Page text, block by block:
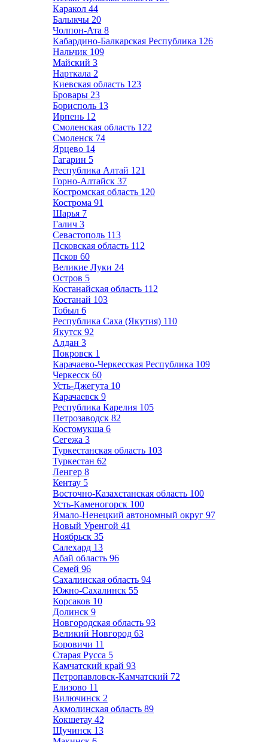
Каракол 44
Балыкчы 20
Чолпон-Ата 8
Кабардино-Балкарская Республика 126
Нальчик 109
Майский 3
Нарткала 2
Киевская область 123
Бровары 23
Борисполь 13
Ирпень 12
Смоленская область 122
Смоленск 74
Ярцево 14
Гагарин 5
Республика Алтай 121
Горно-Алтайск 37
Костромская область 120
Кострома 91
Шарья 7
Галич 3
Севастополь 113
Псковская область 112
Псков 60
Великие Луки 24
Остров 5
Костанайская область 112
Костанай 103
Тобыл 6
Республика Саха (Якутия) 110
Якутск 92
Алдан 3
Покровск 1
Карачаево-Черкесская Республика 109
Черкесск 60
Усть-Джегута 10
Карачаевск 9
Республика Карелия 105
Петрозаводск 82
Костомукша 6
Сегежа 3
Туркестанская область 103
Туркестан 62
Ленгер 8
Кентау 5
Восточно-Казахстанская область 100
Усть-Каменогорск 100
Ямало-Ненецкий автономный округ 97
Новый Уренгой 41
Ноябрьск 35
Салехард 13
Абай область 96
Семей 96
Сахалинская область 94
Южно-Сахалинск 55
Корсаков 10
Долинск 9
Новгородская область 93
Великий Новгород 63
Боровичи 11
Старая Русса 5
Камчатский край 93
Петропавловск-Камчатский 72
Елизово 11
Вилючинск 2
Акмолинская область 89
Кокшетау 42
Щучинск 13